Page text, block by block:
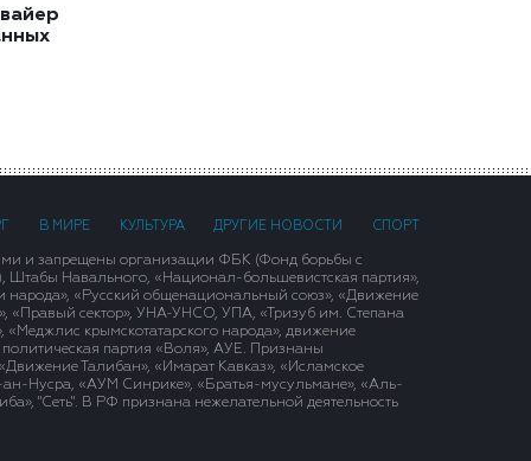
В МИРЕ КУЛЬТУРА ДРУГИЕ НОВОСТИ СПОРТ
и запрещены организации ФБК (Фонд борьбы с
Штабы Навального, «Национал-большевистская партия»,
народа», «Русский общенациональный союз», «Движение
«Правый сектор», УНА-УНСО, УПА, «Тризуб им. Степана
крымскотатарского народа», движение
политическая партия «Воля», АУЕ. Признаны
Талибан», «Имарат Кавказ», «Исламское
ан-Нусра, «АУМ Синрике», «Братья-мусульмане», «Аль-
"Сеть". В РФ признана нежелательной деятельность